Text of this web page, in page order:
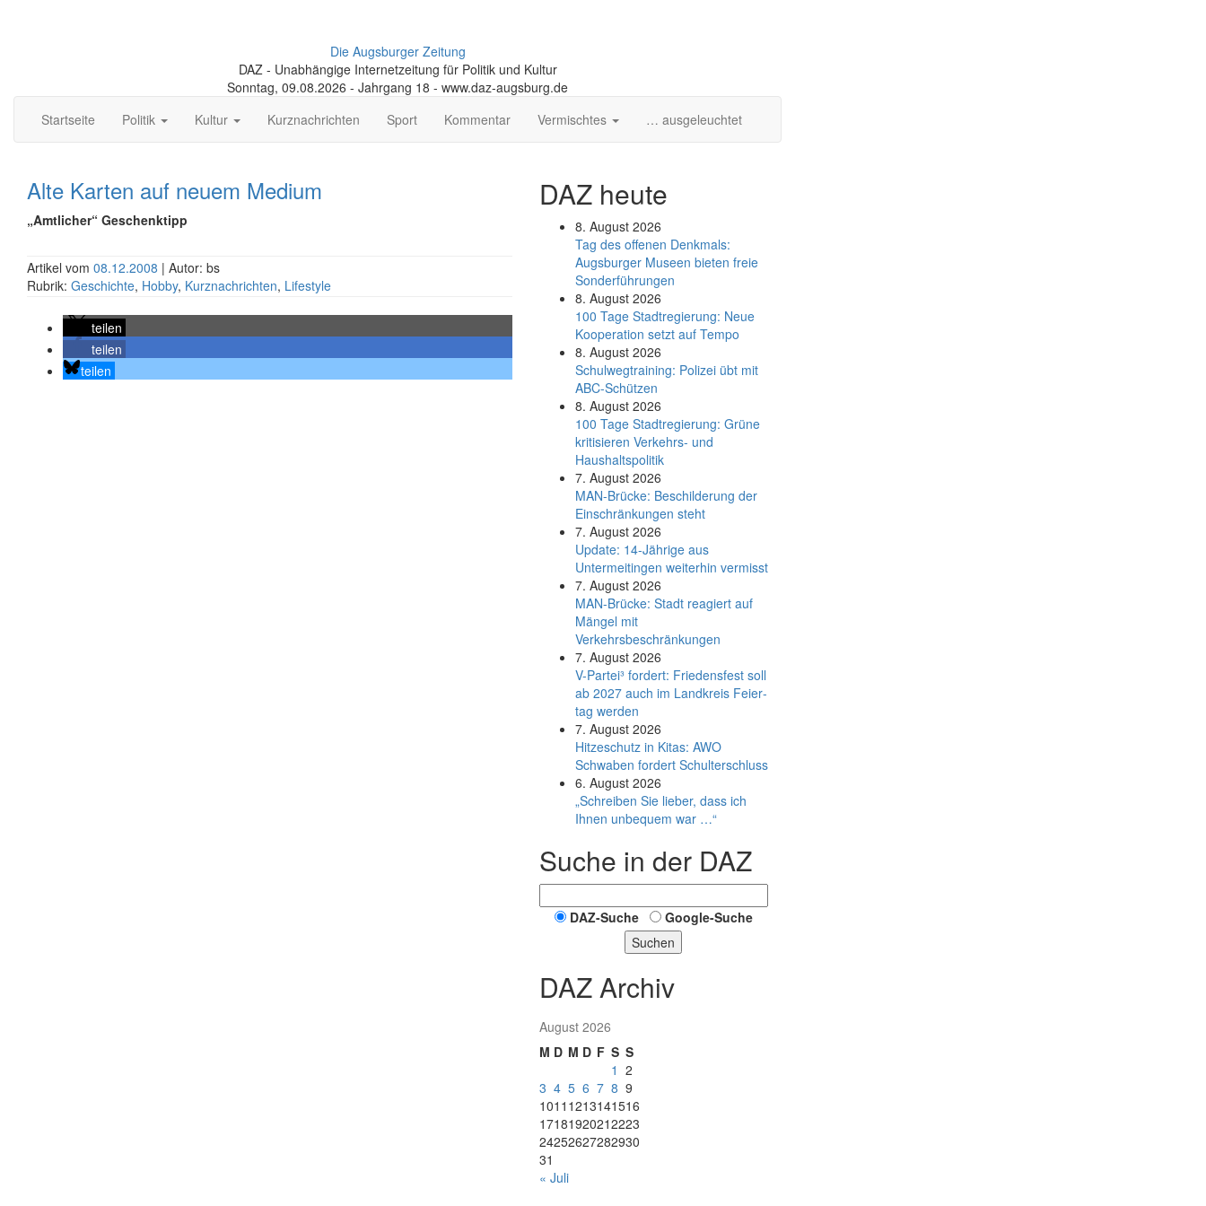
Die Augsburger Zeitung
DAZ - Unabhängige Internetzeitung für Politik und Kultur
Sonntag, 09.08.2026 - Jahrgang 18 - www.daz-augsburg.de
Startseite
Politik Kultur Kurznachrichten Sport Kommentar Vermischtes … ausgeleuchtet
Alte Karten auf neuem Medium
„Amtlicher“ Geschenktipp
Artikel vom 08.12.2008 | Autor: bs
Rubrik: Geschichte, Hobby, Kurznachrichten, Lifestyle
teilen
teilen
teilen
DAZ heute
8. August 2026
Tag des offenen Denkmals:
Augsburger Museen bieten freie
Sonderführungen
8. August 2026
100 Tage Stadtregierung: Neue
Kooperation setzt auf Tempo
8. August 2026
Schul­weg­trai­ning: Poli­zei übt mit
ABC-Schüt­zen
8. August 2026
100 Tage Stadtregierung: Grüne
kritisieren Verkehrs- und
Haushaltspolitik
7. August 2026
MAN-Brücke: Beschilderung der
Einschränkungen steht
7. August 2026
Update: 14-Jährige aus
Untermeitingen weiterhin vermisst
7. August 2026
MAN-Brücke: Stadt reagiert auf
Mängel mit
Verkehrsbeschränkungen
7. August 2026
V-Partei­³ fordert: Friedens­fest soll
ab 2027 auch im Land­kreis Feier­
tag werden
7. August 2026
Hitzeschutz in Kitas: AWO
Schwaben fordert Schulterschluss
6. August 2026
„Schreiben Sie lieber, dass ich
Ihnen unbequem war …“
Suche in der DAZ
DAZ-Suche
Google-Suche
Suchen
DAZ Archiv
August 2026
M D M D F S S
1 2
3 4 5 6 7 8 9
1011 1213141516
17181920212223
24252627282930
31
« Juli